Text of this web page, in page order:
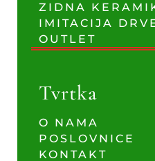
ZIDNA
IMITACIJA
OUTLET
Tvrtka
O NAMA
POSLOVNICE
KONTAKT